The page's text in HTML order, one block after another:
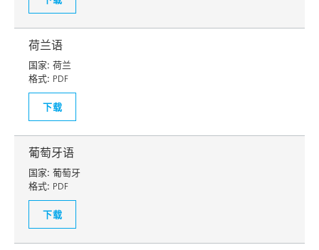
荷兰语
国家: 荷兰
格式: PDF
下载
葡萄牙语
国家: 葡萄牙
格式: PDF
下载